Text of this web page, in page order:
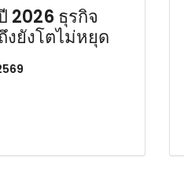
2026 ธุรกิจ
งยังโตไม่หยุด